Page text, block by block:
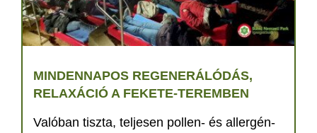
MINDENNAPOS REGENERÁLÓDÁS,
RELAXÁCIÓ A FEKETE-TEREMBEN
Valóban tiszta, teljesen pollen- és allergén-